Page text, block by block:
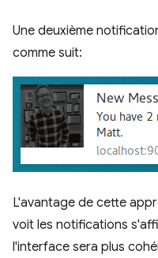
Une deuxième
comme suit:
L'avantage de cette
voit les notifications
l'interface sera plus